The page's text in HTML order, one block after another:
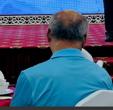
Address
Trump for signing Taiwan
Address